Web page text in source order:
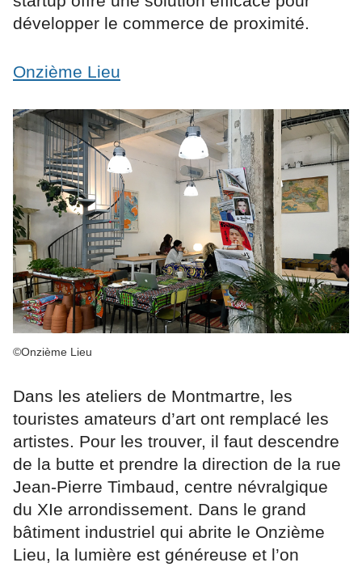
développer le commerce de proximité.
Onzième Lieu
©Onzième Lieu
Dans les ateliers de Montmartre, les
touristes amateurs d’art ont remplacé les
artistes. Pour les trouver, il faut descendre
de la butte et prendre la direction de la rue
Jean-Pierre Timbaud, centre névralgique
du XIe arrondissement. Dans le grand
bâtiment industriel qui abrite le Onzième
Lieu, la lumière est généreuse et l’on